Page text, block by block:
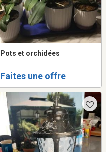
Pots et orchidées
Faites une offre